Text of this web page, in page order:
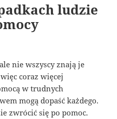
ludzie
nie wszyscy znają je
coraz więcej
w trudnych
mogą dopaść każdego.
zwrócić się po pomoc.